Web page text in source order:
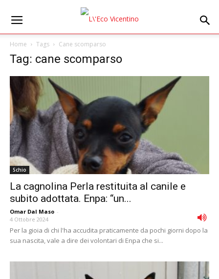
Home Tags Cane scomparso
Tag: cane scomparso
Schio
La cagnolina Perla restituita al canile e
subito adottata. Enpa: “un...
Omar Dal Maso -
4 Ottobre 2024
Per la gioia di chi l'ha accudita praticamente da pochi giorni dopo la
sua nascita, vale a dire dei volontari di Enpa che si...